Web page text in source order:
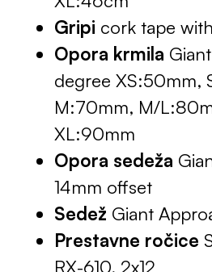
Gripi cork tape
Opora krmila
degree XS:50mm,
M:70mm, M/
XL:90mm
Opora sedeža
14mm offset
Sedež Giant
Prestavne ročice
RX-610, 2x12